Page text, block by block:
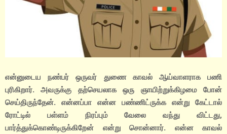
என்னுடைய நண்பர் ஒருவர் துணை காவல் ஆய்வாளராக பணி
புரிகிறார். அவருக்கு தற்செயலாக ஒரு ஞாயிற்றுக்கிழமை போன்
செய்திருந்தேன். என்னப்பா என்ன பண்ணிட்ருக்க என்று கேட்டால்
ரோட்டில் பள்ளம் நிரப்பும் வேலை வந்து விட்டது,
பார்த்துக்கொண்டிருக்கிறேன் என்று சொன்னார். என்ன காவல்